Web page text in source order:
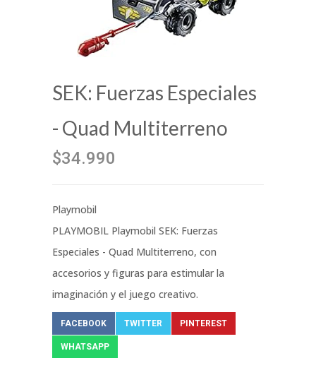
SEK: Fuerzas Especiales
- Quad Multiterreno
$34.990
Playmobil
PLAYMOBIL Playmobil SEK: Fuerzas
Especiales - Quad Multiterreno, con
accesorios y figuras para estimular la
imaginación y el juego creativo.
FACEBOOK TWITTER PINTEREST
WHATSAPP